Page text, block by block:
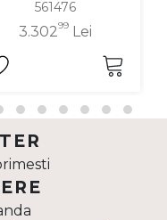
561476
3.30299 Lei